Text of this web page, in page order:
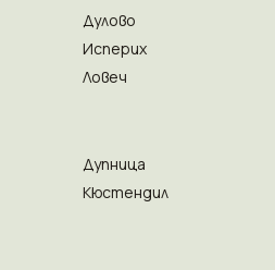
Дулово
Исперих
Ловеч
Дупница
Кюстендил